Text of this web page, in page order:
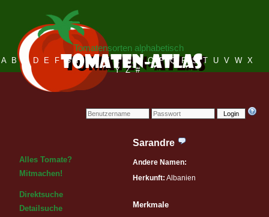
Login
Tomatensorten alphabetisch
A B C D E F G H I J K L M N O P Q R S T U V W X
Y Z #
Alles Tomate?
Mitmachen!
Direktsuche
Detailsuche
Sarandre
Andere Namen:
Herkunft: Albanien
Merkmale